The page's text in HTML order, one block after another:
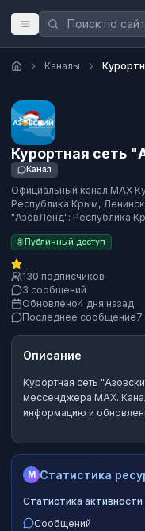
Каналы
Курортная сеть
Канал
Официальный канал MAX
Республика Крым,
"АзовЛенд": Республика
🌐 Публичный доступ
130 подписчиков
3 сообщений
Обновлено4 дня назад
Последнее сообщение7
Описание
Курортная сеть
мессенджера MAX.
информацию и
M Статистика
Статистика активности
Сообщений